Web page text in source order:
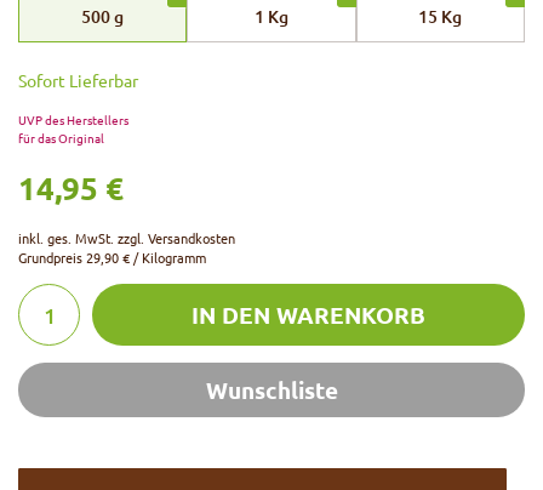
500g 1 Kg 15 Kg
Sofort Lieferbar
UVP des Herstellers
für das Original
14,95 €
inkl. ges. MwSt. zzgl. Versandkosten
Grundpreis29,90 € / Kilogramm
IN DEN WARENKORB
Wunschliste